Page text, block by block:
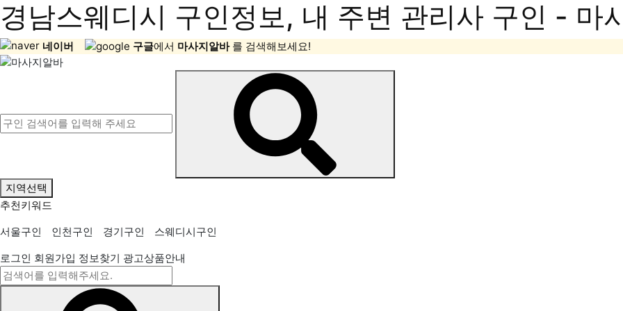
경남스웨디시 구인정보, 내 주변 관리사 구인 - 마
네이버 구글에서 마사지알바 를 검색해보세요!
지역선택
추천키워드
서울구인
인천구인 경기구인
스웨디시구인
로그인 회원가입 정보찾기 광고상품안내